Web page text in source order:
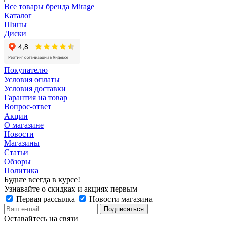
Все товары бренда Mirage
Каталог
Шины
Диски
Покупателю
Условия оплаты
Условия доставки
Гарантия на товар
Вопрос-ответ
Акции
О магазине
Новости
Магазины
Статьи
Обзоры
Политика
Будьте всегда в курсе!
Узнавайте о скидках и акциях первым
Первая рассылка
Новости магазина
Оставайтесь на связи